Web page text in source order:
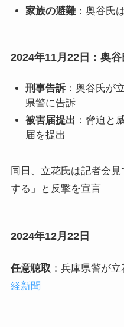
家族の避難：奥谷氏
2024年11月22日：奥
刑事告訴 ：奥谷氏が
県警に告訴
被害届提出 ：脅迫と
届を提出
同日、立花氏は記者会
する」と反撃を宣言
2024年12月22日
任意聴取 ：兵庫県警が
経新聞